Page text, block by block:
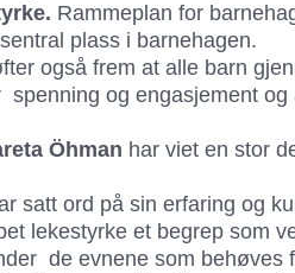
Rammeplan for
plass i barnehagen.
også frem at alle barn
spenning og engasjement
Öhman har viet en stor
satt ord på sin erfaring og
lekestyrke et begrep som
de evnene som